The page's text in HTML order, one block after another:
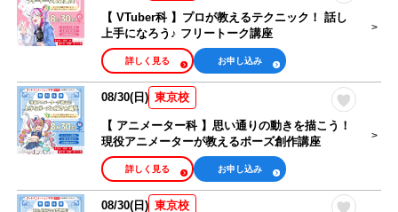
【 VTuber科 】プロが教えるテクニック！ 話し
上手になろう♪ フリートーク講座
お申し込み
詳しく見る
08/30(日) 東京校
【 アニメーター科 】思い通りの動きを描こう！
現役アニメーターが教えるポーズ創作講座
お申し込み
詳しく見る
08/30(日) 東京校